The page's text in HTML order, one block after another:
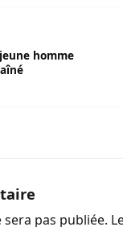
homme
pas publiée.